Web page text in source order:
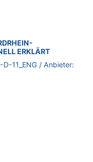
ERKLÄRT
D-11_ENG / Anbieter: